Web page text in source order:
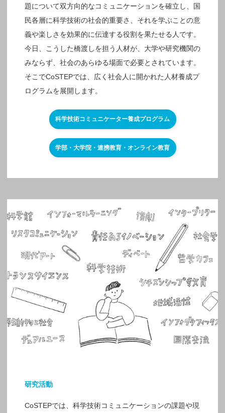
題について双方向的なコミュニケーションを確立し、国
民各層に科学技術の社会的重要さ、それを学ぶことの意
義や楽しさを効果的に伝達する役割を果たせる人です。
今日、こうした橋渡しを担う人材が、大学や研究機関の
みならず、社会のあらゆる場面で必要とされています。
そこでCoSTEPでは、広く社会人に開かれた人材養成プ
ログラムを展開します。
科学技術コミュニケーター養成プログラム
学部・大学院・連携教育・オンライン教育
研究活動
CoSTEPでは、科学技術コミュニケーションの課題や現